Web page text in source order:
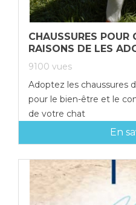
CHAUSSURES POUR
RAISONS DE LES
9100 vues
Adoptez les chaussures
pour le bien-être et le
de votre chat
En